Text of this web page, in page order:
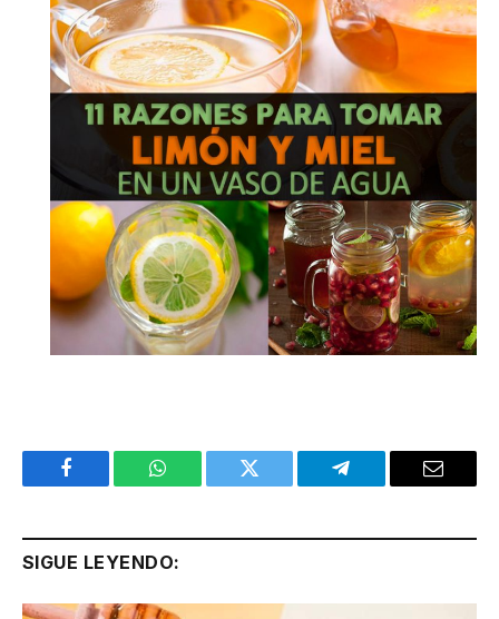
Facebook WhatsApp Twitter Telegram Email
SIGUE LEYENDO: